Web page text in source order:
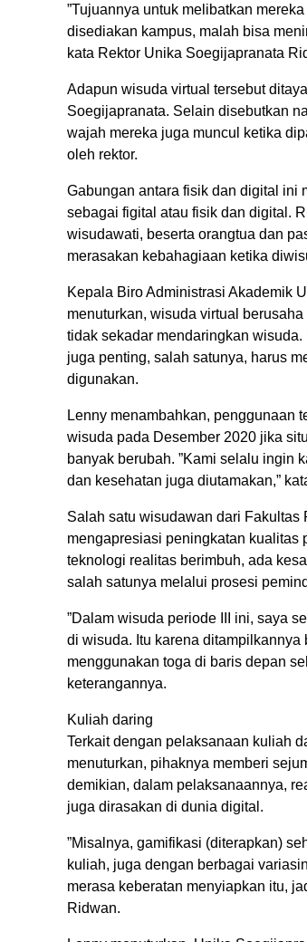
”Tujuannya untuk melibatkan
disediakan kampus, malah bisa
kata Rektor Unika Soegijapranata
Adapun wisuda virtual tersebut
Soegijapranata. Selain disebutkan
wajah mereka juga muncul ketika
oleh rektor.
Gabungan antara fisik dan digital ini
sebagai figital atau fisik dan digital.
wisudawati, beserta orangtua dan
merasakan kebahagiaan ketika
Kepala Biro Administrasi Akademik
menuturkan, wisuda virtual
tidak sekadar mendaringkan
juga penting, salah satunya, harus
digunakan.
Lenny menambahkan, penggunaan
wisuda pada Desember 2020 jika
banyak berubah. ”Kami selalu ingin
dan kesehatan juga diutamakan,”
Salah satu wisudawan dari Fakultas
mengapresiasi peningkatan kualitas
teknologi realitas berimbuh, ada
salah satunya melalui prosesi
”Dalam wisuda periode III ini, saya
di wisuda. Itu karena
menggunakan toga di baris depan
keterangannya.
Kuliah daring
Terkait dengan pelaksanaan kuliah
menuturkan, pihaknya memberi
demikian, dalam pelaksanaannya,
juga dirasakan di dunia digital.
”Misalnya, gamifikasi (diterapkan)
kuliah, juga dengan berbagai
merasa keberatan menyiapkan itu,
Ridwan.